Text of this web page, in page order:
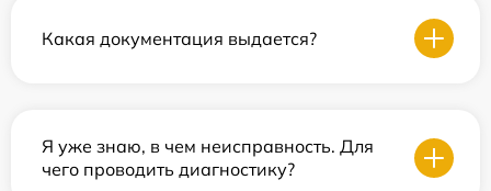
Какая документация выдается?
Я уже знаю, в чем неисправность. Для
чего проводить диагностику?